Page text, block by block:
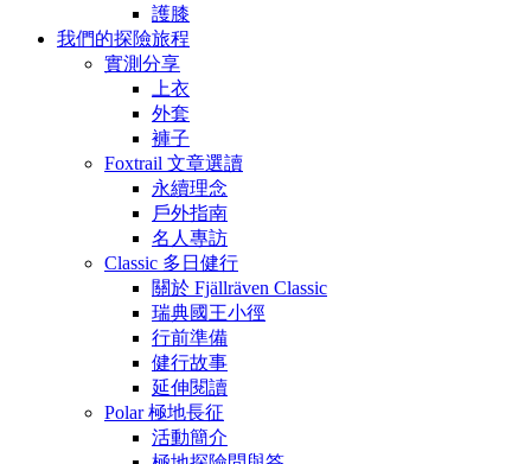
護膝
我們的探險旅程
實測分享
上衣
外套
褲子
Foxtrail 文章選讀
永續理念
戶外指南
名人專訪
Classic 多日健行
關於 Fjällräven Classic
瑞典國王小徑
行前準備
健行故事
延伸閱讀
Polar 極地長征
活動簡介